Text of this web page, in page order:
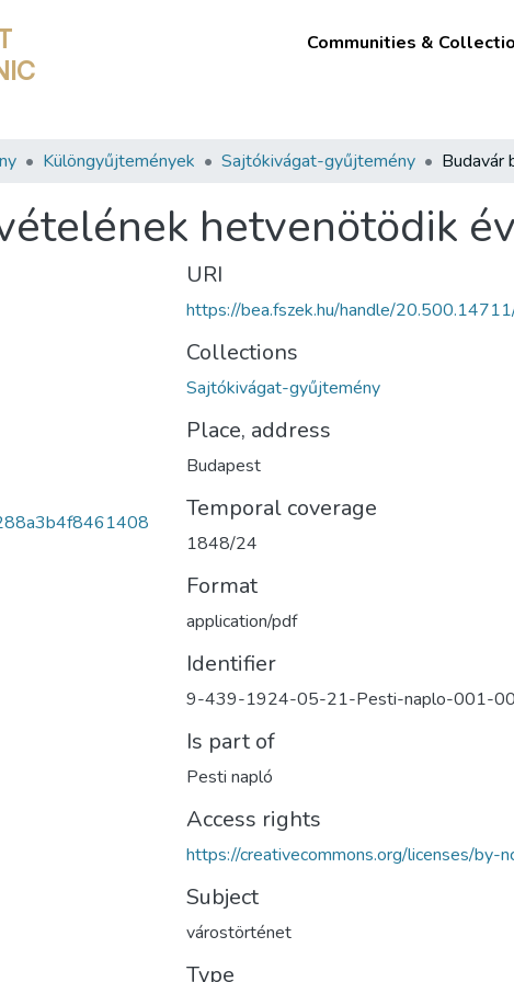
Communities &
Különgyűjtemények Sajtókivágat-gyűjtemény
hetvenötödik
URI
https://bea.fszek.hu/handle/
Collections
Sajtókivágat-gyűjtemény
Place, address
Budapest
Temporal coverage
1848/24
Format
application/pdf
Identifier
9-439-1924-05-21-Pesti-naplo-001-
Is part of
Pesti napló
Access rights
https://creativecommons.org/licenses/by-
Subject
várostörténet
Type